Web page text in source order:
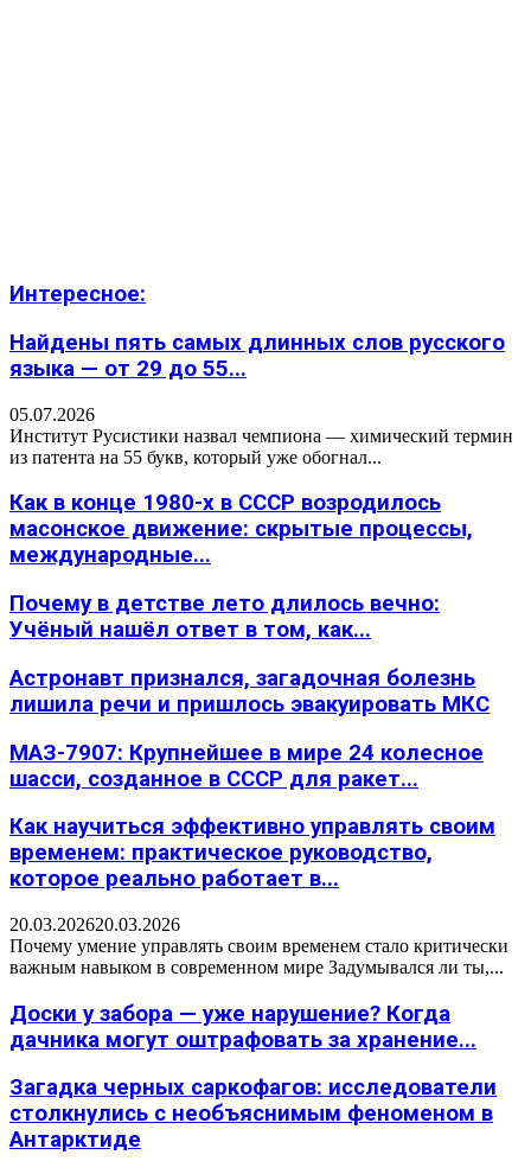
Интересное:
Найдены пять самых длинных слов русского
языка — от 29 до 55...
05.07.2026
Институт Русистики назвал чемпиона — химический термин
из патента на 55 букв, который уже обогнал...
Как в конце 1980-х в СССР возродилось
масонское движение: скрытые процессы,
международные...
Почему в детстве лето длилось вечно:
Учёный нашёл ответ в том, как...
Астронавт признался, загадочная болезнь
лишила речи и пришлось эвакуировать МКС
МАЗ-7907: Крупнейшее в мире 24 колесное
шасси, созданное в СССР для ракет...
Как научиться эффективно управлять своим
временем: практическое руководство,
которое реально работает в...
20.03.202620.03.2026
Почему умение управлять своим временем стало критически
важным навыком в современном мире Задумывался ли ты,...
Доски у забора — уже нарушение? Когда
дачника могут оштрафовать за хранение...
Загадка черных саркофагов: исследователи
столкнулись с необъяснимым феноменом в
Антарктиде